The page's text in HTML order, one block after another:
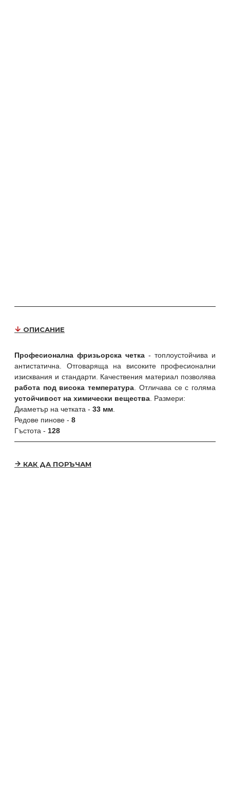
ОПИСАНИЕ
Професионална фризьорска четка - топлоустойчива и
антистатична. Отговаряща на високите професионални
изисквания и стандарти. Качествения материал позволява
работа под висока температура . Отличава се с голяма
устойчивост на химически вещества . Размери:
Диаметър на четката - 33 мм
Редове пинове - 8
Гъстота - 128
КАК ДА ПОРЪЧАМ